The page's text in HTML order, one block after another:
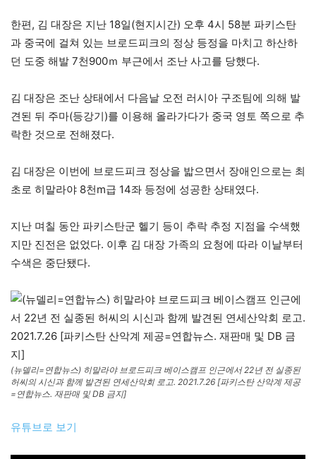
한편, 김 대장은 지난 18일(현지시간) 오후 4시 58분 파키스탄
과 중국에 걸쳐 있는 브로드피크의 정상 등정을 마치고 하산하
던 도중 해발 7천900ｍ 부근에서 조난 사고를 당했다.
김 대장은 조난 상태에서 다음날 오전 러시아 구조팀에 의해 발
견된 뒤 주마(등강기)를 이용해 올라가다가 중국 영토 쪽으로 추
락한 것으로 전해졌다.
김 대장은 이번에 브로드피크 정상을 밟으면서 장애인으로는 최
초로 히말라야 8천m급 14좌 등정에 성공한 상태였다.
지난 며칠 동안 파키스탄군 헬기 등이 추락 추정 지점을 수색했
지만 진전은 없었다. 이후 김 대장 가족의 요청에 따라 이날부터
수색은 중단됐다.
(뉴델리=연합뉴스) 히말라야 브로드피크 베이스캠프 인근에서 22년 전 실종된
허씨의 시신과 함께 발견된 연세산악회 로고. 2021.7.26 [파키스탄 산악계 제공
=연합뉴스. 재판매 및 DB 금지]
유튜브로 보기